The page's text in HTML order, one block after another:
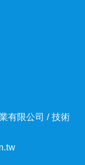
有限公司 / 技術